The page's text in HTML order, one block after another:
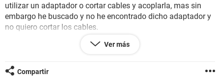
utilizar un adaptador o cortar cables y acoplarla, mas sin
embargo he buscado y no he encontrado dicho adaptador y
no quiero cortar los cables.
La fuente de poder EVGA la compre ya que la GPU requiere
mi antigua fuente alimentando toda la motherboard y la
Ver más
Compartir